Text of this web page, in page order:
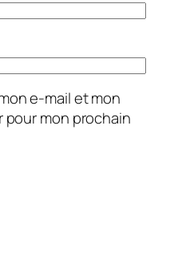
e-mail et mon
mon prochain